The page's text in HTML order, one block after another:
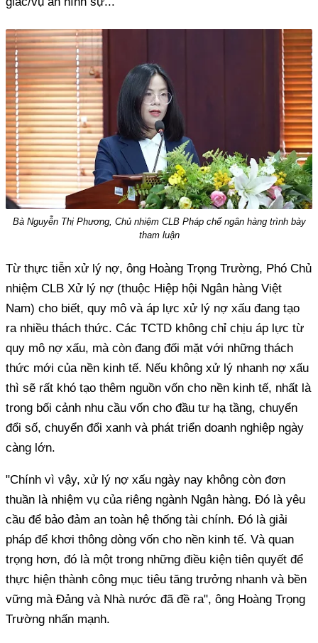
Bà Nguyễn Thị Phương, Chủ nhiệm CLB Pháp chế ngân hàng trình bày
tham luận
Từ thực tiễn xử lý nợ, ông Hoàng Trọng Trường, Phó Chủ
nhiệm CLB Xử lý nợ (thuộc Hiệp hội Ngân hàng Việt
Nam) cho biết, quy mô và áp lực xử lý nợ xấu đang tạo
ra nhiều thách thức. Các TCTD không chỉ chịu áp lực từ
quy mô nợ xấu, mà còn đang đối mặt với những thách
thức mới của nền kinh tế. Nếu không xử lý nhanh nợ xấu
thì sẽ rất khó tạo thêm nguồn vốn cho nền kinh tế, nhất là
trong bối cảnh nhu cầu vốn cho đầu tư hạ tầng, chuyển
đổi số, chuyển đổi xanh và phát triển doanh nghiệp ngày
càng lớn.
"Chính vì vậy, xử lý nợ xấu ngày nay không còn đơn
thuần là nhiệm vụ của riêng ngành Ngân hàng. Đó là yêu
cầu để bảo đảm an toàn hệ thống tài chính. Đó là giải
pháp để khơi thông dòng vốn cho nền kinh tế. Và quan
trọng hơn, đó là một trong những điều kiện tiên quyết để
thực hiện thành công mục tiêu tăng trưởng nhanh và bền
vững mà Đảng và Nhà nước đã đề ra", ông Hoàng Trọng
Trường nhấn mạnh.